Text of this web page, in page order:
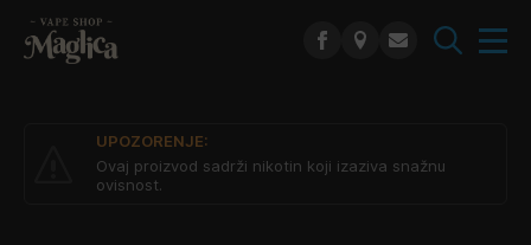
UPOZORENJE:
Ovaj proizvod sadrži nikotin koji izaziva snažnu
ovisnost.